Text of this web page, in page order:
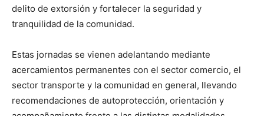
delito de extorsión y fortalecer la seguridad y
tranquilidad de la comunidad.
Estas jornadas se vienen adelantando mediante
acercamientos permanentes con el sector comercio, el
sector transporte y la comunidad en general, llevando
recomendaciones de autoprotección, orientación y